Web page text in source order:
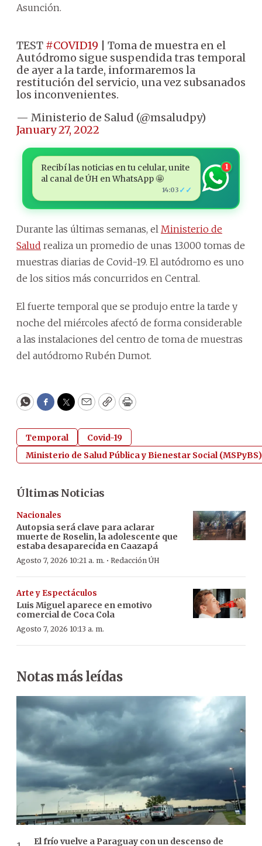
Asunción.
TEST #COVID19 | Toma de muestra en el
Autódromo sigue suspendida tras temporal
de ayer a la tarde, informaremos la
restitución del servicio, una vez subsanados
los inconvenientes.
— Ministerio de Salud (@msaludpy)
January 27, 2022
Recibí las noticias en tu celular, unite
al canal de ÚH en WhatsApp 🤩
14:03 ✓✓
1
Durante las últimas semanas, el Ministerio de
Salud realiza un promedio de unas 13.000 tomas de
muestras diarias de Covid-19. El autódromo es uno
de los sitios más concurridos en Central.
El fuerte temporal que se produjo entre la tarde y
noche del miércoles afectó de forma considerable
a las instalaciones del centro de toma de muestras
del autódromo Rubén Dumot.
WhatsApp
Facebook
Twitter
EmailCopyPrint
Temporal
Covid-19
Ministerio de Salud Pública y Bienestar Social (MSPyBS)
Últimas Noticias
Nacionales
Autopsia será clave para aclarar
muerte de Roselin, la adolescente que
estaba desaparecida en Caazapá
Agosto 7, 2026 10:21 a. m. · Redacción ÚH
Arte y Espectáculos
Luis Miguel aparece en emotivo
comercial de Coca Cola
Agosto 7, 2026 10:13 a. m.
Notas más leídas
El frío vuelve a Paraguay con un descenso de